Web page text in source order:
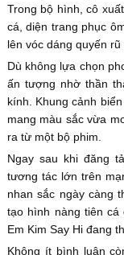
Trong bộ hình, cô
cá, diện trang phục
lên vóc dáng quyến rũ
Dù không lựa chọn
ấn tượng nhờ thần
kính. Khung cảnh
mang màu sắc vừa
ra từ một bộ phim.
Ngay sau khi đăng
tương tác lớn trên
nhan sắc ngày càng
tạo hình nàng tiên
Em Kim Say Hi đang
Không ít bình luận